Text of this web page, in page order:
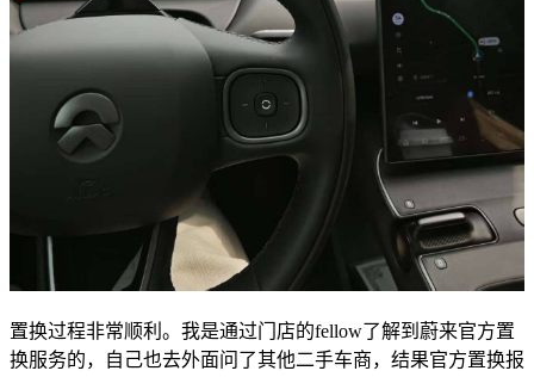
置换过程非常顺利。我是通过门店的fellow了解到蔚来官方置
换服务的，自己也去外面问了其他二手车商，结果官方置换报